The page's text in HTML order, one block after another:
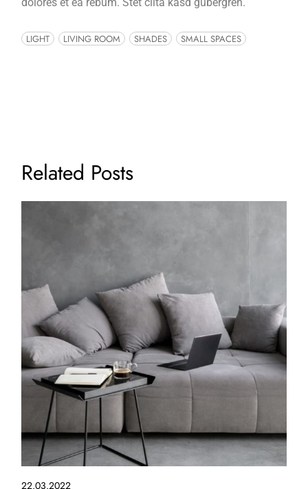
LIGHT LIVING ROOM SHADES SMALL SPACES
Related Posts
22.03.2022